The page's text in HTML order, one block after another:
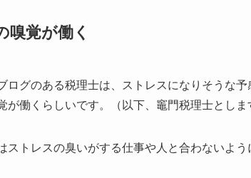
嗅覚が働く
ログのある税理士は、ストレスになりそうな
が働くらしいです。（以下、竈門税理士としま
ストレスの臭いがする仕事や人と合わないよう